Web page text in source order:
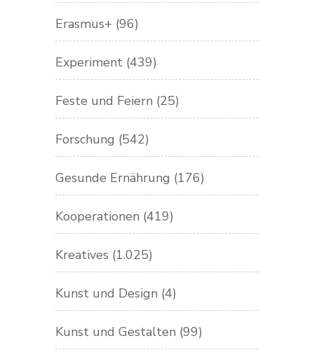
Erasmus+ (96)
Experiment (439)
Feste und Feiern (25)
Forschung (542)
Gesunde Ernährung (176)
Kooperationen (419)
Kreatives (1.025)
Kunst und Design (4)
Kunst und Gestalten (99)